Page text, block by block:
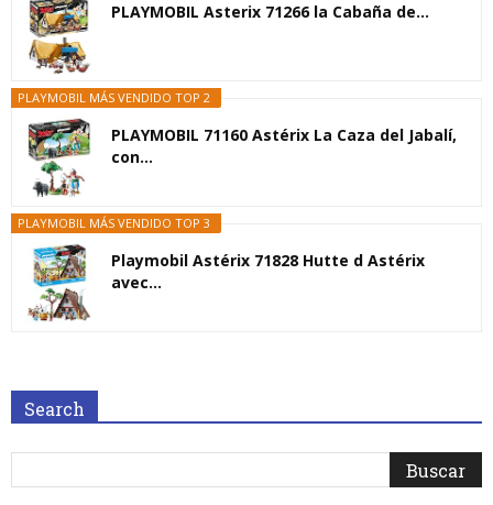
PLAYMOBIL Asterix 71266 la Cabaña de...
PLAYMOBIL MÁS VENDIDO TOP 2
PLAYMOBIL 71160 Astérix La Caza del Jabalí,
con...
PLAYMOBIL MÁS VENDIDO TOP 3
Playmobil Astérix 71828 Hutte d Astérix
avec...
Search